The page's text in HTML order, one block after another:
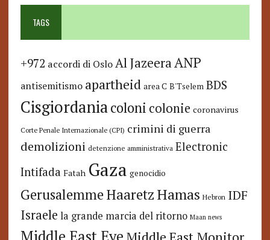
TAGS
+972 accordi di Oslo Al JazeeraANP
antisemitismo apartheid area C B'Tselem BDS
Cisgiordaniacoloni colonie coronavirus
Corte Penale Internazionale (CPI) crimini di guerra
demolizioni detenzione amministrativa Electronic
Intifada Fatah Gaza genocidio
GerusalemmeHaaretzHamas Hebron IDF
Israele la grande marcia del ritorno Maan news